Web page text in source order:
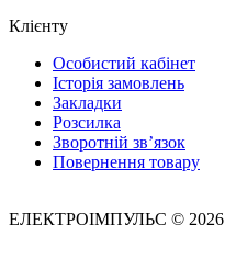
Клієнту
Особистий кабінет
Історія замовлень
Закладки
Розсилка
Зворотній зв’язок
Повернення товару
ЕЛЕКТРОІМПУЛЬС © 2026